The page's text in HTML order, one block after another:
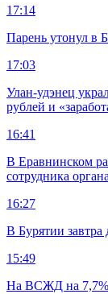
17:14
Парень утонул в
17:03
Улан-удэнец
рублей и
16:41
В Еравнинском
сотрудника
16:27
В Бурятии
15:49
На ВСЖД на 7,7%